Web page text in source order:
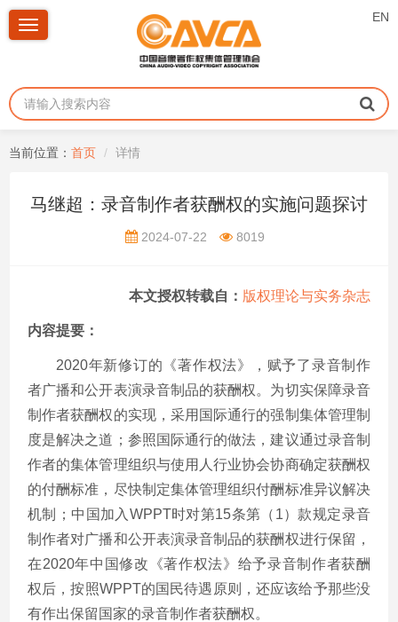
EN
Toggle
当前位置： 首页 详情
马继超：录音制作者获酬权的实施问题探讨
2024-07-22 8019
本文授权转载自： 版权理论与实务杂志
内容提要：
2020年新修订的《著作权法》，赋予了录音制作
者广播和公开表演录音制品的获酬权。为切实保障录音
制作者获酬权的实现，采用国际通行的强制集体管理制
度是解决之道；参照国际通行的做法，建议通过录音制
作者的集体管理组织与使用人行业协会协商确定获酬权
的付酬标准，尽快制定集体管理组织付酬标准异议解决
机制；中国加入WPPT时对第15条第（1）款规定录音
制作者对广播和公开表演录音制品的获酬权进行保留，
在2020年中国修改《著作权法》给予录音制作者获酬
权后，按照WPPT的国民待遇原则，还应该给予那些没
有作出保留国家的录音制作者获酬权。